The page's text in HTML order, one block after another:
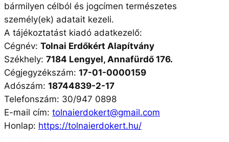
bármilyen célból és jogcímen természetes
személy(ek) adatait kezeli.
A tájékoztatást kiadó adatkezelő:
Cégnév: Tolnai Erdőkért Alapítvány
Székhely: 7184 Lengyel, Annafürdő 176.
Cégjegyzékszám: 17-01-0000159
Adószám: 18744839-2-17
Telefonszám: 30/947 0898
E-mail cím: tolnaierdokert@gmail.com
Honlap: https://tolnaierdokert.hu/